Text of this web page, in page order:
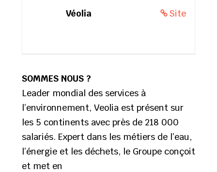
Site
Véolia
SOMMES NOUS ?
Leader mondial des services à
l’environnement, Veolia est présent sur
les 5 continents avec près de 218 000
salariés. Expert dans les métiers de l’eau,
l’énergie et les déchets, le Groupe conçoit
et met en